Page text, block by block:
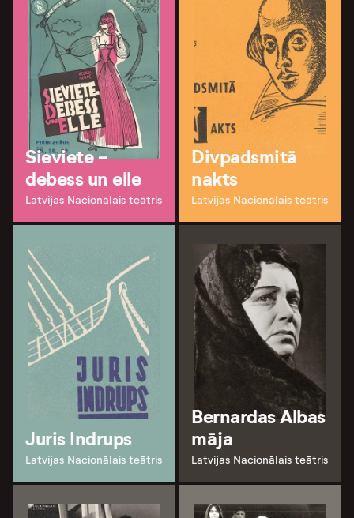
Sieviete -
debess un elle
Latvijas Nacionālais teātris
Divpadsmitā
nakts
Latvijas Nacionālais teātris
Juris Indrups
Latvijas Nacionālais teātris
Bernardas Albas
māja
Latvijas Nacionālais teātris